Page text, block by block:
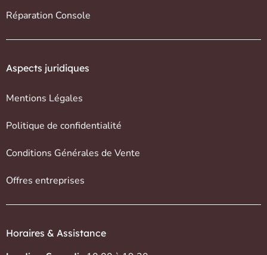
Réparation Console
Aspects juridiques
Mentions Légales
Politique de confidentialité
Conditions Générales de Vente
Offres entreprises
Horaires & Assistance